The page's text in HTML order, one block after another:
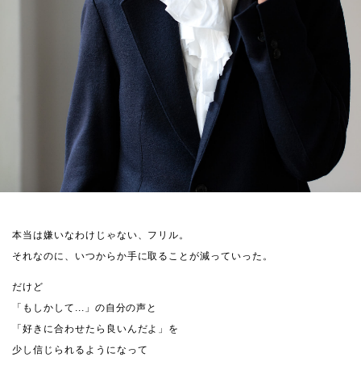
本当は嫌いなわけじゃない、フリル。
それなのに、いつからか手に取ることが減っていった。
だけど
「もしかして...」の自分の声と
「好きに合わせたら良いんだよ」を
少し信じられるようになって